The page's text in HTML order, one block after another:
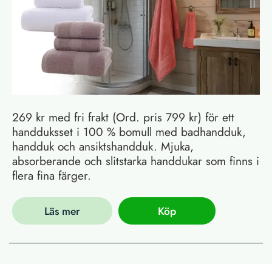
269 kr med fri frakt (Ord. pris 799 kr) för ett
handduksset i 100 % bomull med badhandduk,
handduk och ansiktshandduk. Mjuka,
absorberande och slitstarka handdukar som finns i
flera fina färger.
Läs mer Köp